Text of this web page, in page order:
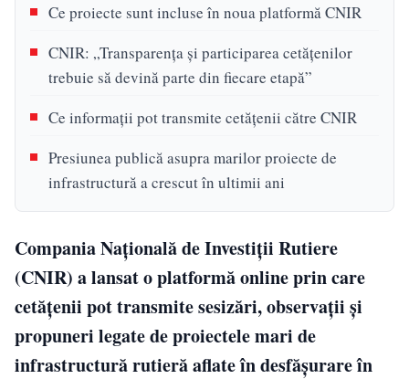
Ce proiecte sunt incluse în noua platformă CNIR
CNIR: „Transparența și participarea cetățenilor
trebuie să devină parte din fiecare etapă”
Ce informații pot transmite cetățenii către CNIR
Presiunea publică asupra marilor proiecte de
infrastructură a crescut în ultimii ani
Compania Națională de Investiții Rutiere
(CNIR) a lansat o platformă online prin care
cetățenii pot transmite sesizări, observații și
propuneri legate de proiectele mari de
infrastructură rutieră aflate în desfășurare în